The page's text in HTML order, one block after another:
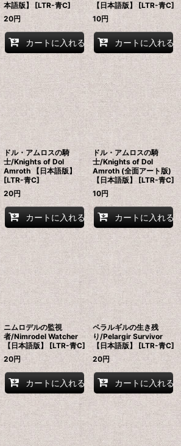
本語版】 [LTR-青C]
20円
カートに入れる
【日本語版】 [LTR-青C]
10円
カートに入れる
ドル・アムロスの騎
士/Knights of Dol
Amroth 【日本語版】
[LTR-青C]
20円
カートに入れる
ドル・アムロスの騎
士/Knights of Dol
Amroth (全面アート版)
【日本語版】 [LTR-青C]
10円
カートに入れる
ニムロデルの監視
者/Nimrodel Watcher
【日本語版】 [LTR-青C]
20円
カートに入れる
ペラルギルの生き残
り/Pelargir Survivor
【日本語版】 [LTR-青C]
20円
カートに入れる